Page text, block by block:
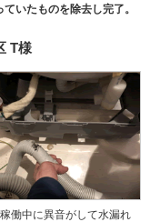
いたものを除去し完了。
T様
働中に異音がして水漏れ